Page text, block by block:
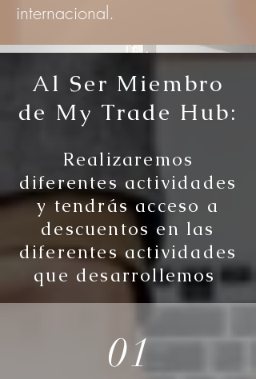
internacional.
Al Ser Miembro
de My Trade Hub:
Realizaremos
diferentes actividades
y tendrás acceso a
descuentos en las
diferentes actividades
que desarrollemos
01